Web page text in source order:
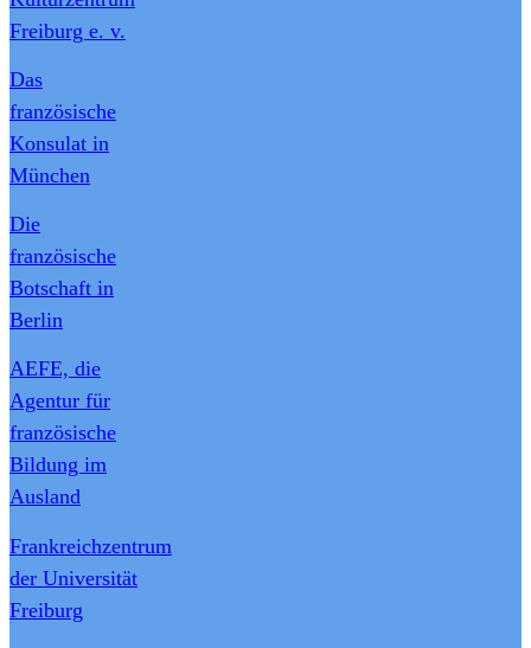
Freiburg e. v.
Das
französische
Konsulat in
München
Die
französische
Botschaft in
Berlin
AEFE, die
Agentur für
französische
Bildung im
Ausland
Frankreichzentrum
der Universität
Freiburg